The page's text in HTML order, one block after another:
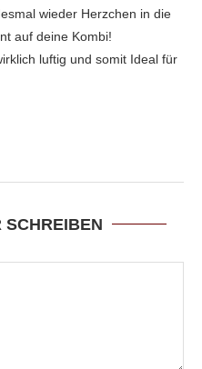
wieder Herzchen in die
auf deine Kombi!
luftig und somit Ideal für
SCHREIBEN